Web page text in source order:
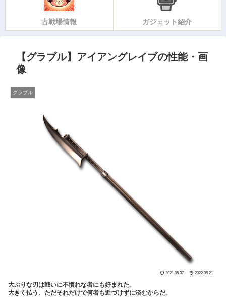
古戦場情報 ガジェット紹介
【グラブル】アイアングレイブの性能・画
像
グラブル
2021.05.07 2022.05.21
大ぶりな刃は戦いに不慣れな者にも好まれた。
大きく払う、ただそれだけで何者も近づけずに済むからだ。